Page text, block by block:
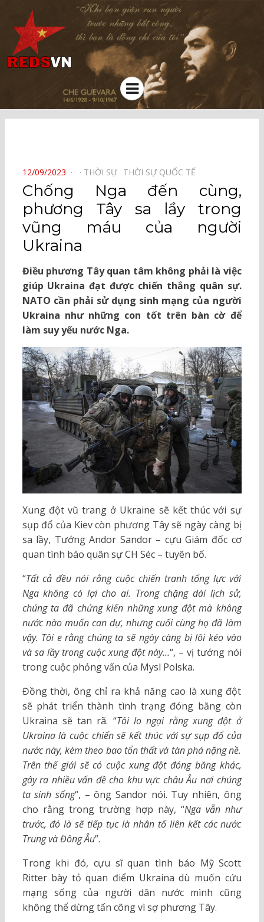
Kênh chia sẻ tri thức cộng đồng
Menu
POSTED
ON
12/09/2023 THỜI SỰ⠀ THỜI SỰ QUỐC TẾ⠀
Chống Nga đến cùng,
phương Tây sa lầy trong
vũng máu của người
Ukraina
Điều phương Tây quan tâm không phải là việc
giúp Ukraina đạt được chiến thắng quân sự.
NATO cần phải sử dụng sinh mạng của người
Ukraina như những con tốt trên bàn cờ để
làm suy yếu nước Nga.
Xung đột vũ trang ở Ukraine sẽ kết thúc với sự
sụp đổ của Kiev còn phương Tây sẽ ngày càng bị
sa lầy, Tướng Andor Sandor – cựu Giám đốc cơ
quan tình báo quân sự CH Séc – tuyên bố.
“Tất cả đều nói rằng cuộc chiến tranh tổng lực với
Nga không có lợi cho ai. Trong chặng dài lịch sử,
chúng ta đã chứng kiến ​​những xung đột mà không
nước nào muốn can dự, nhưng cuối cùng họ đã làm
vậy. Tôi e rằng chúng ta sẽ ngày càng bị lôi kéo vào
và sa lầy trong cuộc xung đột này…“, – vị tướng nói
trong cuộc phỏng vấn của Mysl Polska.
Đồng thời, ông chỉ ra khả năng cao là xung đột
sẽ phát triển thành tình trạng đóng băng còn
Ukraina sẽ tan rã. “Tôi lo ngại rằng xung đột ở
Ukraina là cuộc chiến sẽ kết thúc với sự sụp đổ của
nước này, kèm theo bao tổn thất và tàn phá nặng nề.
Trên thế giới sẽ có cuộc xung đột đóng băng khác,
gây ra nhiều vấn đề cho khu vực châu Âu nơi chúng
ta sinh sống“, – ông Sandor nói. Tuy nhiên, ông
cho rằng trong trường hợp này, “Nga vẫn như
trước, đó là sẽ tiếp tục là nhân tố liên kết các nước
Trung và Đông Âu”.
Trong khi đó, cựu sĩ quan tình báo Mỹ Scott
Ritter bày tỏ quan điểm Ukraina dù muốn cứu
mạng sống của người dân nước mình cũng
không thể dừng tấn công vì sợ phương Tây.